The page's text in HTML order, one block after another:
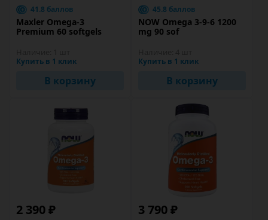
41.8 баллов
Maxler Omega-3
Premium 60 softgels
Купить в 1 клик
В корзину
45.8 баллов
NOW Omega 3-9-6 1200
mg 90 sof
Купить в 1 клик
В корзину
2 390 ₽ 3 790 ₽